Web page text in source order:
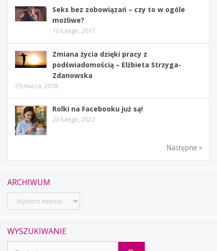
Seks bez zobowiązań – czy to w ogóle
możliwe?
10 lutego, 2017
Zmiana życia dzięki pracy z
podświadomością – Elżbieta Strzyga-
Zdanowska
29 marca, 2018
Rolki na Facebooku już są!
23 lutego, 2022
Następne »
ARCHIWUM
Archiwum
WYSZUKIWANIE